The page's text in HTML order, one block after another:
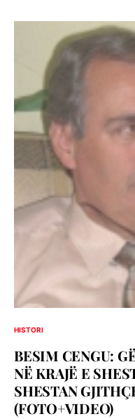
HISTORI
BESIM CENGU:
NË KRAJË E
SHESTAN
(FOTO+VIDEO)